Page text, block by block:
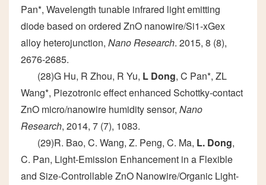
Pan*, Wavelength tunable infrared light emitting
diode based on ordered ZnO nanowire/Si1-xGex
alloy heterojunction, Nano Research. 2015, 8 (8),
2676-2685.
(28)G Hu, R Zhou, R Yu, L Dong, C Pan*, ZL
Wang*, Piezotronic effect enhanced Schottky-contact
ZnO micro/nanowire humidity sensor, Nano
Research, 2014, 7 (7), 1083.
(29)R. Bao, C. Wang, Z. Peng, C. Ma, L. Dong,
C. Pan, Light-Emission Enhancement in a Flexible
and Size-Controllable ZnO Nanowire/Organic Light-